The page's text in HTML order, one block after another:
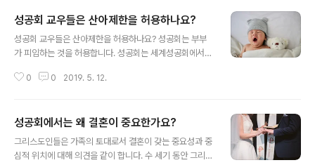
성공회 교우들은 산아제한을 허용하나요?
성공회 교우들은 산아제한을 허용하나요? 성공회는 부부
가 피임하는 것을 허용합니다. 성공회는 세계성공회에서
교가 참석하는 회의인) 1930년 람베스 회의는 피임이 적
한정될 필요가 없음을 인정했습니다. 에덴동산에서 하느님
은 말씀하셨습니다. “아담이 혼자 있는 것이 좋지 않다.”
(창세2:18) 이 본문은 성관계의 중요한 측면 가운데 하나
0 0 2019. 5. 12.
성공회에서는 왜 결혼이 중요한가요?
그리스도인들은 가족의 토대로서 결혼이 갖는 중요성과 중
심적 위치에 대해 의견을 같이 합니다. 수 세기 동안 그리스